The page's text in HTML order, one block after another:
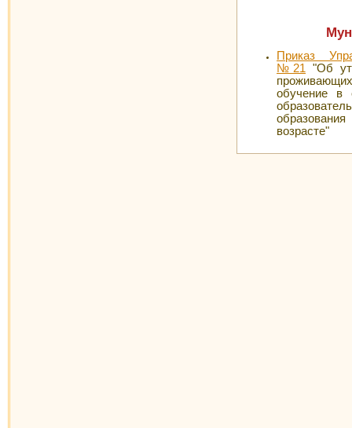
Приказ
№21 "Об
обучение в
возрасте"